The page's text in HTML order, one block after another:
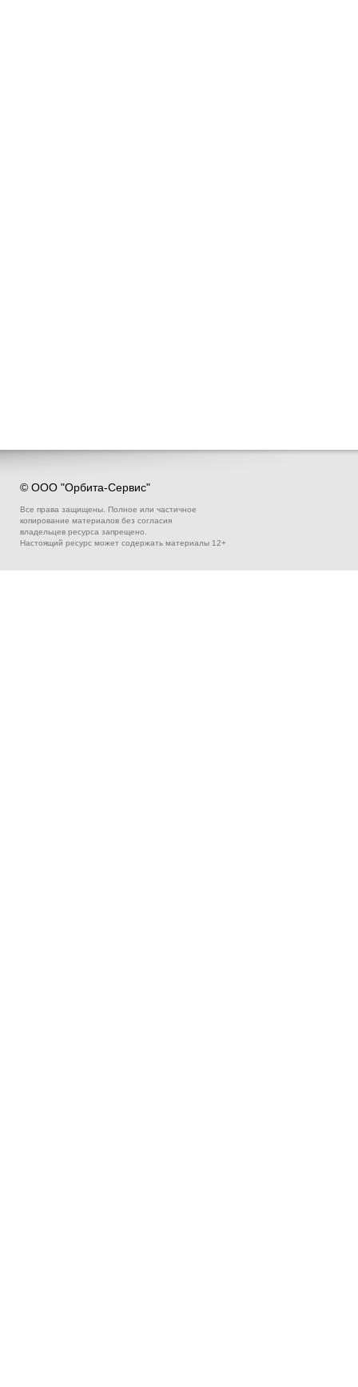
© ООО "Орбита-Сервис"
Все права защищены. Полное или частичное
копирование материалов без согласия
владельцев ресурса запрещено.
Настоящий ресурс может содержать материалы 12+